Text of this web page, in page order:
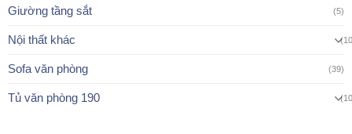
Giường tầng sắt (5)
Nội thất khác
Sofa văn phòng (39)
Tủ văn phòng 190